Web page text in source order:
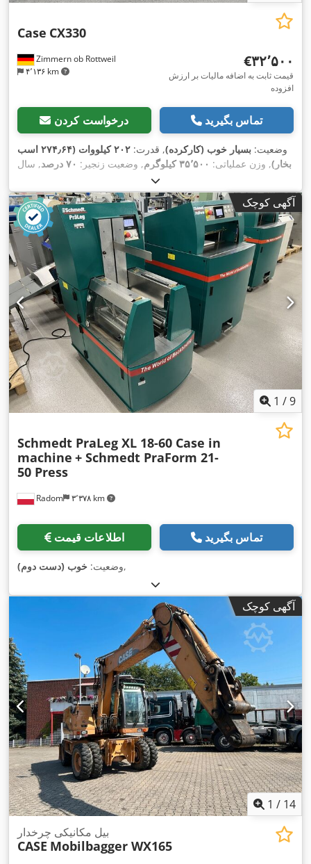
Zimmern ob Rottweil
۴٬۱۳۶ km
Case CX330
‎€۳۲٬۵۰۰
قیمت ثابت به اضافه مالیات بر ارزش
افزوده
درخواست کردن تماس بگیرید
وضعیت: بسیار خوب (کارکرده), قدرت:
۲۰۲ کیلووات (۲۷۴٫۶۴ اسب
بخار), وزن عملیاتی: ۳۵٬۵۰۰ کیلوگرم , وضعیت زنجیر: ۷۰ درصد
, سال
ساخت:
آگهی کوچک
1 /9
Radom ۳٬۳۷۸ km
Schmedt PraLeg XL 18-60 Case in
machine + Schmedt PraForm 21-
50 Press
اطلاعات قیمت تماس بگیرید
وضعیت: خوب (دست دوم) ,
آگهی کوچک
1 / 14
بیل مکانیکی چرخدار
CASE Mobilbagger WX165